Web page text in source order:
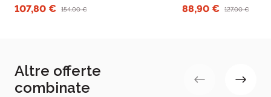
107,80 €
154,00 €
88,90 €
127,00 €
Altre offerte
combinate